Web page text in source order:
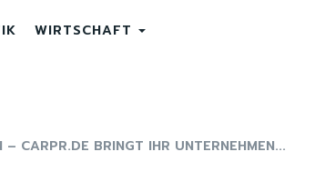
WIRTSCHAFT
CARPR.DE BRINGT IHR UNTERNEHMEN...